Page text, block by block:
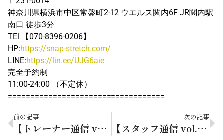
神奈川県横浜市中区常盤町2-12 ウエルス関内6F JR関内駅
南口 徒歩3分
TEl 【070-8396-0206】
HP:https://snap-stretch.com/
LINE:https://lin.ee/UJG6aie
完全予約制
11:00-24:00 （不定休）
===================================
前の記事
【トレーナー通信 vol.160】春の訪れを感じる旬の食材三選
次の記事
【スタッフ通信 vol.182】季節の変わり目、カラダ整えポイント